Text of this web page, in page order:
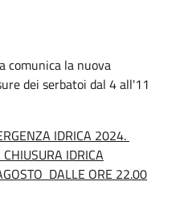
comunica la nuova
dei serbatoi dal 4 all'11
IDRICA 2024.
IDRICA
DALLE ORE 22.00